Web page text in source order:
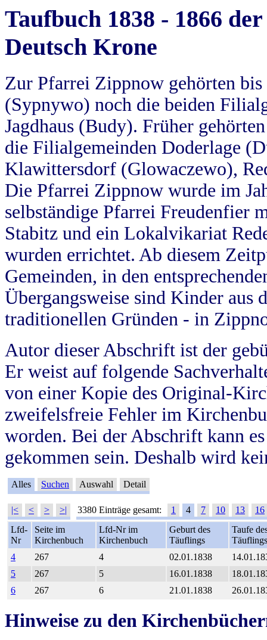
Taufbuch 1838 - 1866
Deutsch Krone
Zur Pfarrei Zippnow gehörten
(Sypnywo) noch die beiden
Jagdhaus (Budy). Früher
die Filialgemeinden Doderlage
Klawittersdorf (Glowaczewo),
Die Pfarrei Zippnow wurde im
selbständige Pfarrei Freudenfier
Stabitz und ein Lokalvikariat
wurden errichtet. Ab diesem
Gemeinden, in den
Übergangsweise sind Kinder aus
traditionellen Gründen - in
Autor dieser Abschrift ist der
Er weist auf folgende
von einer Kopie des Original-
zweifelsfreie Fehler im
worden. Bei der Abschrift kann
gekommen sein. Deshalb wird
Alles Suchen Auswahl Detail
|< < > >| 3380 Einträge gesamt: 1 4 7 10 13
16
Lfd-
Nr
Seite im
Kirchenbuch
Lfd-Nr im
Kirchenbuch
Geburt des
Täuflings
Taufe
Täuflings
4
267 4 02.01.1838
5
267 5 16.01.1838
6
267 6 21.01.1838
Hinweise zu den